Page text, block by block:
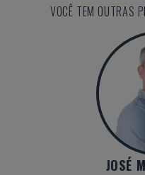
VOCÊ TEM OUTRAS
JOSÉ